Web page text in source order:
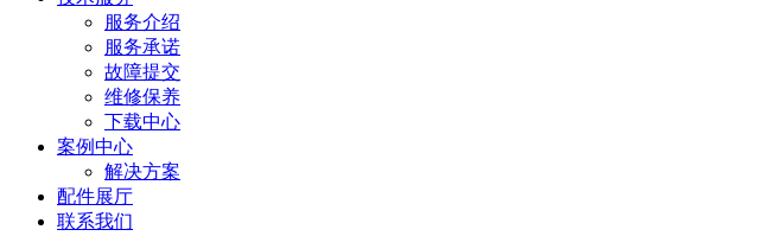
服务介绍
服务承诺
故障提交
维修保养
下载中心
案例中心
解决方案
配件展厅
联系我们